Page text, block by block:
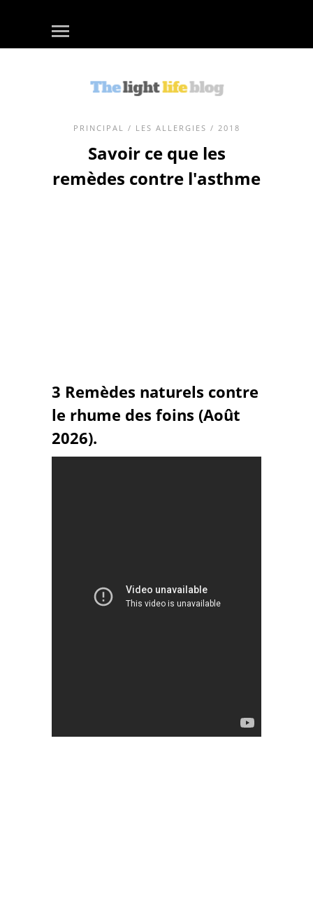
PRINCIPAL / LES ALLERGIES / 2018
Savoir ce que les
remèdes contre l'asthme
3 Remèdes naturels contre
le rhume des foins (Août
2026).